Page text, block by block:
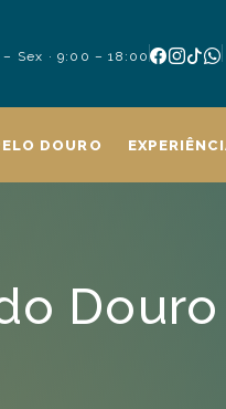
– Sex · 9:00 – 18:00
DOURO
Douro